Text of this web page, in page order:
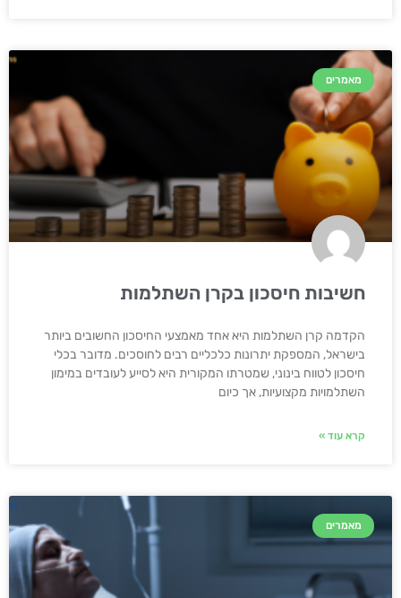
מאמרים
חשיבות חיסכון בקרן השתלמות
הקדמה קרן השתלמות היא אחד מאמצעי החיסכון החשובים ביותר
בישראל, המספקת יתרונות כלכליים רבים לחוסכים. מדובר בכלי
חיסכון לטווח בינוני, שמטרתו המקורית היא לסייע לעובדים במימון
השתלמויות מקצועיות, אך כיום
קרא עוד »
מאמרים